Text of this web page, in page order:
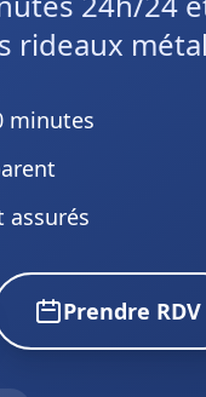
rideaux
minutes
assurés
Prendre RDV